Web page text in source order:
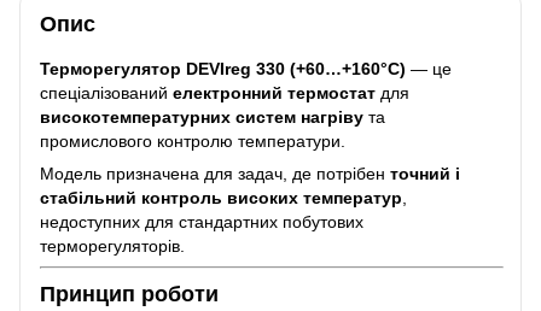
Опис
Терморегулятор DEVIreg 330 (+60…+160°C) — це
спеціалізований електронний термостат для
високотемпературних систем нагріву та
промислового контролю температури.
Модель призначена для задач, де потрібен точний і
стабільний контроль високих температур
недоступних для стандартних побутових
терморегуляторів.
Принцип роботи